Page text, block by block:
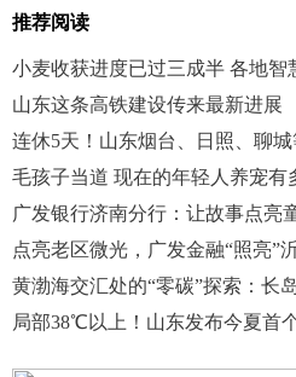
推荐阅读
小麦收获进度已过三成半 各地智
山东这条高铁建设传来最新进展
连休5天！山东烟台、日照、聊
毛孩子当道 现在的年轻人养宠有
广发银行济南分行：让故事点亮
点亮老区微光，广发金融“照亮”
局部38℃以上！山东发布今夏首